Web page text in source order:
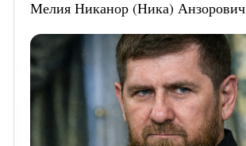
Мелия Никанор (Ника) Анзорович